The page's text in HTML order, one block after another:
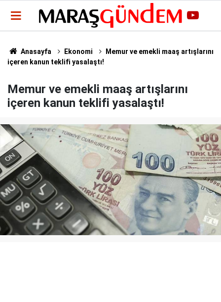
Anasayfa Ekonomi
Memur ve emekli maaş artışlarını
içeren kanun teklifi yasalaştı!
Memur ve emekli maaş artışlarını
içeren kanun teklifi yasalaştı!